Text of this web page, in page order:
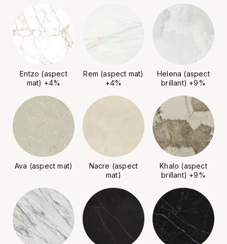
Entzo (aspect
mat) +4%
Rem (aspect mat)
+4%
Helena (aspect
brillant) +9%
Ava (aspect mat)
Nacre (aspect
mat)
Khalo (aspect
brillant) +9%